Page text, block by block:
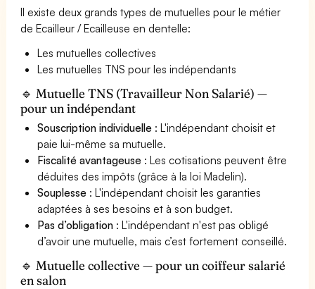
Il existe deux grands types de mutuelles pour le métier
de Ecailleur / Ecailleuse en dentelle:
Les mutuelles collectives
Les mutuelles TNS pour les indépendants
🔹 Mutuelle TNS (Travailleur Non Salarié) —
pour un indépendant
Souscription individuelle : L'indépendant choisit et
paie lui-même sa mutuelle.
Fiscalité avantageuse : Les cotisations peuvent être
déduites des impôts (grâce à la loi Madelin).
Souplesse : L'indépendant choisit les garanties
adaptées à ses besoins et à son budget.
Pas d’obligation : L'indépendant n'est pas obligé
d’avoir une mutuelle, mais c’est fortement conseillé.
🔹 Mutuelle collective — pour un coiffeur salarié
en salon